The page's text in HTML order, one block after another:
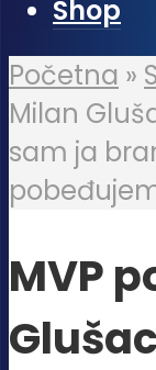
Shop
Početna »
Milan
sam ja
MVP